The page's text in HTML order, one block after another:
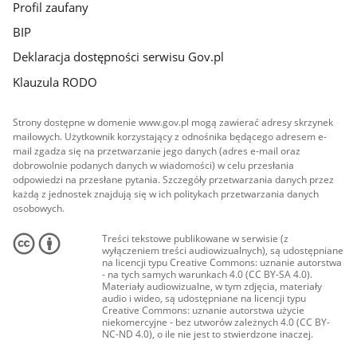
Profil zaufany
BIP
Deklaracja dostępności serwisu Gov.pl
Klauzula RODO
Strony dostępne w domenie www.gov.pl mogą zawierać adresy skrzynek
mailowych. Użytkownik korzystający z odnośnika będącego adresem e-
mail zgadza się na przetwarzanie jego danych (adres e-mail oraz
dobrowolnie podanych danych w wiadomości) w celu przesłania
odpowiedzi na przesłane pytania. Szczegóły przetwarzania danych przez
każdą z jednostek znajdują się w ich politykach przetwarzania danych
osobowych.
Treści tekstowe publikowane w serwisie (z
wyłączeniem treści audiowizualnych), są udostępniane
na licencji typu Creative Commons: uznanie autorstwa
- na tych samych warunkach 4.0 (CC BY-SA 4.0).
Materiały audiowizualne, w tym zdjęcia, materiały
audio i wideo, są udostępniane na licencji typu
Creative Commons: uznanie autorstwa użycie
niekomercyjne - bez utworów zależnych 4.0 (CC BY-
NC-ND 4.0), o ile nie jest to stwierdzone inaczej.